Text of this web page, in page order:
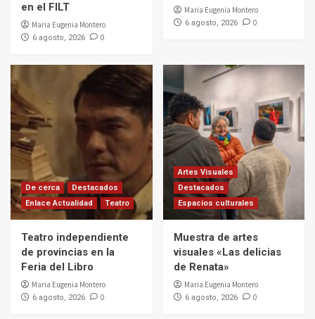
en el FILT
Maria Eugenia Montero
6 agosto, 2026 0
Maria Eugenia Montero
6 agosto, 2026 0
De cerca
Destacados
Enlace Actualidad
Teatro
Teatro independiente
de provincias en la
Feria del Libro
Maria Eugenia Montero
6 agosto, 2026 0
Artes Visuales
Destacados
Espacios culturales
Muestra de artes
visuales «Las delicias
de Renata»
Maria Eugenia Montero
6 agosto, 2026 0